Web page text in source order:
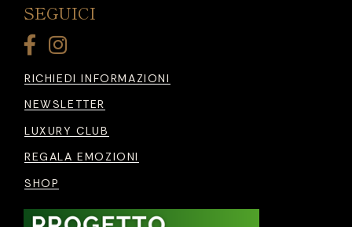
SEGUICI
RICHIEDI INFORMAZIONI
NEWSLETTER
LUXURY CLUB
REGALA EMOZIONI
SHOP